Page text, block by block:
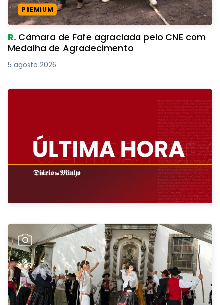
PREMIUM
R. Câmara de Fafe agraciada pelo CNE com
Medalha de Agradecimento
5 agosto 2026